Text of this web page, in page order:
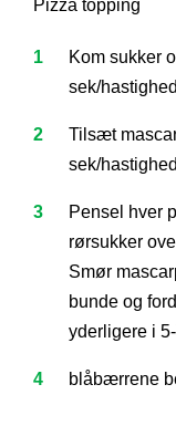
Pizza topping
Kom sukker
sek/
Tilsæt
sek/
Pensel hver
rørsukker
Smør
bunde og
yderligere i
blåbærrene